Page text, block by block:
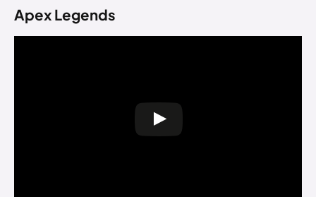
Apex Legends